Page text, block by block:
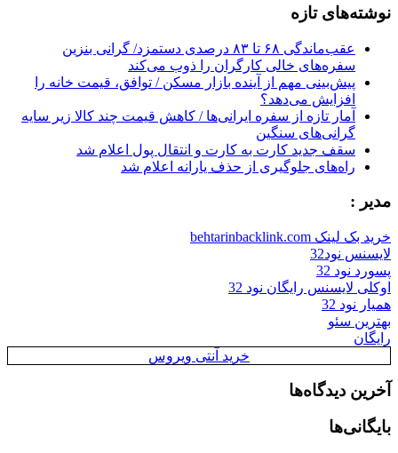
نوشته‌های تازه
عقب‌ماندگی ۶۸ تا ۸۳ درصدی دستمزد/ گرانی بنزین
سفره‌های خالی کارگران را ذوب می‌کند
پیش‌بینی مهم از آینده بازار مسکن / توافق، قیمت خانه را
افزایش می‌دهد؟
آمار تازه از سفره ایرانی‌ها / کاهش قیمت چند کالا زیر سایه
گرانی‌های سنگین
سقف جدید کارت به کارت و انتقال پول اعلام شد
راه‌های جلوگیری از حذف یارانه اعلام شد
مدیر :
خرید بک لینک behtarinbacklink.com
لایسنس نود32
پسورد نود 32
اوکلی لایسنس رایگان نود 32
همیار نود 32
بهترین سئو
رایگان
خرید آنتی ویروس
آخرین دیدگاه‌ها
بایگانی‌ها